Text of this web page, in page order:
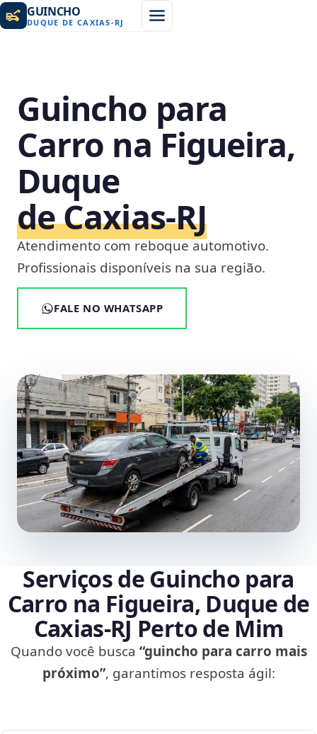
GUINCHO
DUQUE DE CAXIAS-RJ
Guincho para
Carro na Figueira,
Duque
de Caxias‑RJ
Atendimento com reboque automotivo.
Profissionais disponíveis na sua região.
FALE NO WHATSAPP
Serviços de Guincho para
Carro na Figueira, Duque de
Caxias‑RJ Perto de Mim
Quando você busca “guincho para carro mais
próximo”, garantimos resposta ágil: